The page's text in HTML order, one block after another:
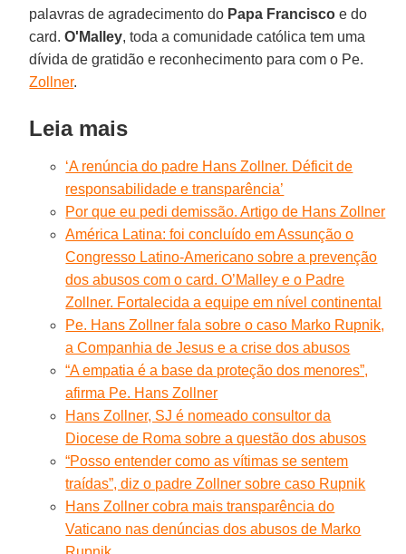
palavras de agradecimento do Papa Francisco e do
card.O'Malley, toda a comunidade católica tem uma
dívida de gratidão e reconhecimento para com o Pe.
Zollner.
Leia mais
‘A renúncia do padre Hans Zollner. Déficit de
responsabilidade e transparência’
Por que eu pedi demissão. Artigo de Hans Zollner
América Latina: foi concluído em Assunção o
Congresso Latino-Americano sobre a prevenção
dos abusos com o card. O’Malley e o Padre
Zollner. Fortalecida a equipe em nível continental
Pe. Hans Zollner fala sobre o caso Marko Rupnik,
a Companhia de Jesus e a crise dos abusos
“A empatia é a base da proteção dos menores”,
afirma Pe. Hans Zollner
Hans Zollner, SJ é nomeado consultor da
Diocese de Roma sobre a questão dos abusos
“Posso entender como as vítimas se sentem
traídas”, diz o padre Zollner sobre caso Rupnik
Hans Zollner cobra mais transparência do
Vaticano nas denúncias dos abusos de Marko